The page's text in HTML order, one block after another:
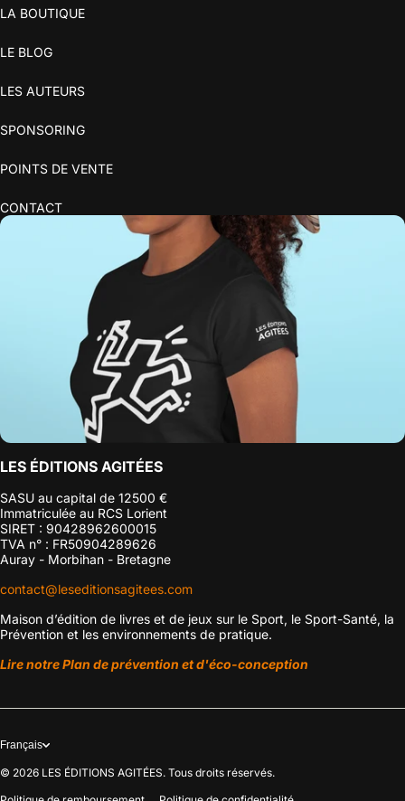
LA BOUTIQUE
LE BLOG
LES AUTEURS
SPONSORING
POINTS DE VENTE
CONTACT
LES ÉDITIONS AGITÉES
SASU au capital de 12500 €
Immatriculée au RCS Lorient
SIRET : 90428962600015
TVA n° : FR50904289626
Auray - Morbihan - Bretagne
contact@leseditionsagitees.com
Maison d’édition de livres et de jeux sur le Sport, le Sport-Santé, la
Prévention et les environnements de pratique.
Lire notre Plan de prévention et d'éco-conception
Français
© 2026 LES ÉDITIONS AGITÉES. Tous droits réservés.